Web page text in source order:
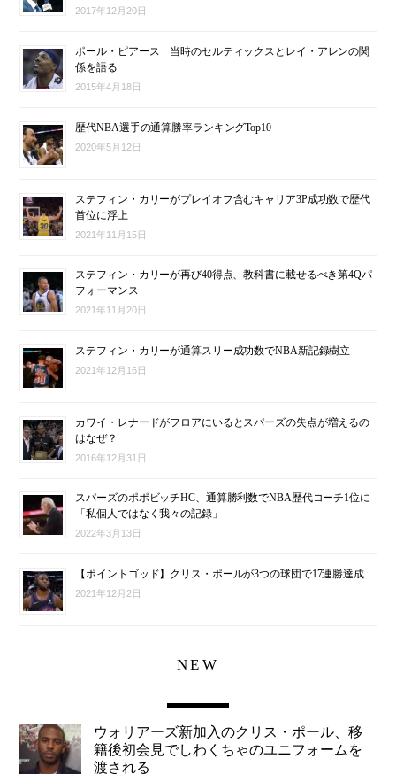
2017年12月20日
ポール・ピアース 当時のセルティックスとレイ・アレンの関
係を語る
2015年4月18日
歴代NBA選手の通算勝率ランキングTop10
2020年5月12日
ステフィン・カリーがプレイオフ含むキャリア3P成功数で歴代
首位に浮上
2021年11月15日
ステフィン・カリーが再び40得点、教科書に載せるべき第4Qパ
フォーマンス
2021年11月20日
ステフィン・カリーが通算スリー成功数でNBA新記録樹立
2021年12月16日
カワイ・レナードがフロアにいるとスパーズの失点が増えるの
はなぜ？
2016年12月31日
スパーズのポポビッチHC、通算勝利数でNBA歴代コーチ1位に
「私個人ではなく我々の記録」
2022年3月13日
【ポイントゴッド】クリス・ポールが3つの球団で17連勝達成
2021年12月2日
NEW
ウォリアーズ新加入のクリス・ポール、移
籍後初会見でしわくちゃのユニフォームを
渡される